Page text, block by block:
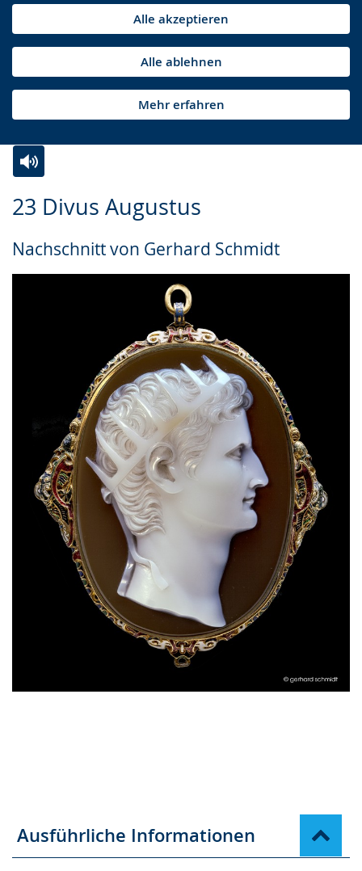
Alle akzeptieren
Alle ablehnen
Mehr erfahren
23 Divus Augustus
Nachschnitt von Gerhard Schmidt
Leichten
wechseln.
Audio-
Video
Deutscher
Ausführliche Informationen